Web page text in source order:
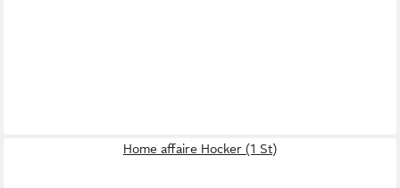
Home affaire Hocker (1 St)